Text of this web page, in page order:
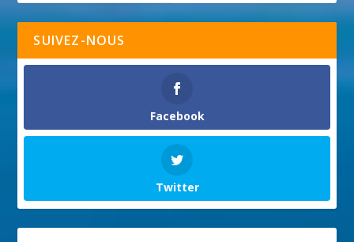
SUIVEZ-NOUS
Facebook
Twitter